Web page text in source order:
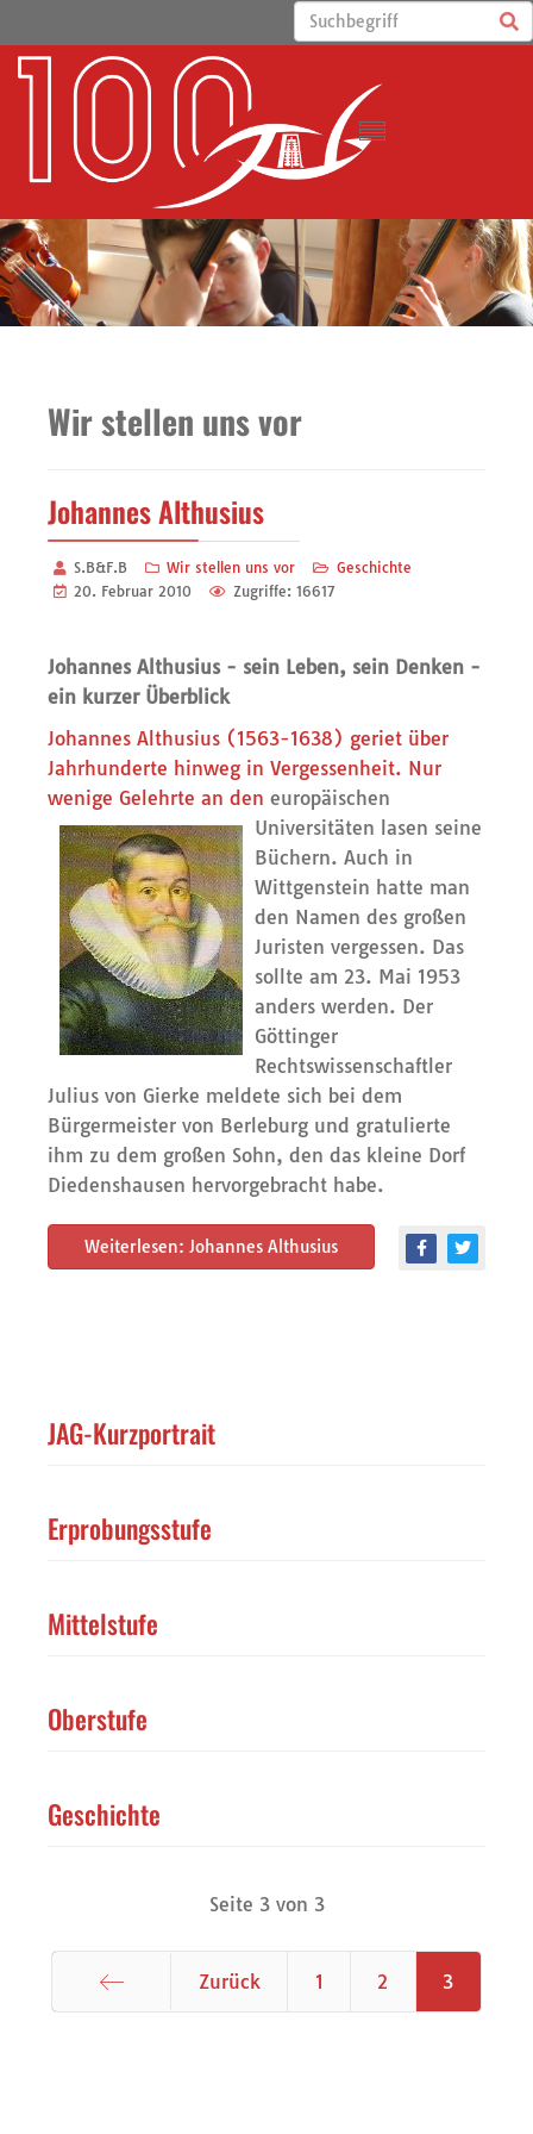
Wir stellen uns vor
Johannes Althusius
S.B&F.B Wir stellen uns vor
Geschichte
20. Februar 2010
Zugriffe: 16617
Johannes Althusius - sein Leben, sein Denken -
ein kurzer Überblick
Johannes Althusius (1563-1638) geriet über
Jahrhunderte hinweg in Vergessenheit. Nur
wenige Gelehrte an den europäischen
Universitäten lasen seine
Büchern. Auch in
Wittgenstein hatte man
den Namen des großen
Juristen vergessen. Das
sollte am 23. Mai 1953
anders werden. Der
Göttinger
Rechtswissenschaftler
Julius von Gierke meldete sich bei dem
Bürgermeister von Berleburg und gratulierte
ihm zu dem großen Sohn, den das kleine Dorf
Diedenshausen hervorgebracht habe.
Weiterlesen: Johannes Althusius
JAG-Kurzportrait
Erprobungsstufe
Mittelstufe
Oberstufe
Geschichte
Seite 3 von 3
Zurück 1 2 3